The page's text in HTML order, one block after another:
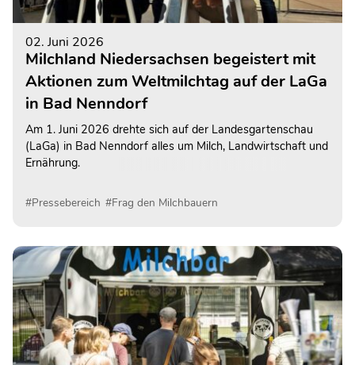
02. Juni 2026
Milchland Niedersachsen begeistert mit
Aktionen zum Weltmilchtag auf der LaGa
in Bad Nenndorf
Am 1. Juni 2026 drehte sich auf der Landesgartenschau
(LaGa) in Bad Nenndorf alles um Milch, Landwirtschaft und
Ernährung.
#Pressebereich #Frag den Milchbauern